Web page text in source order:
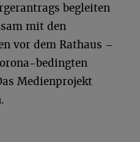
begleiten
mit den
vor dem Rathaus –
bedingten
Medienprojekt